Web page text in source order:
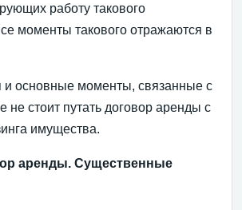
работу такового
моменты такового отражаются в
и основные моменты, связанные с
не стоит путать договор аренды с
имущества.
аренды. Существенные